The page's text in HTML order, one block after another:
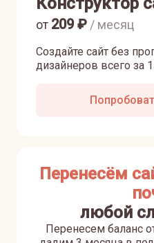
Создайте сайт без
дизайнеров всего за
от 209₽ / месяц
Перенесём
любой
Перенесем баланс